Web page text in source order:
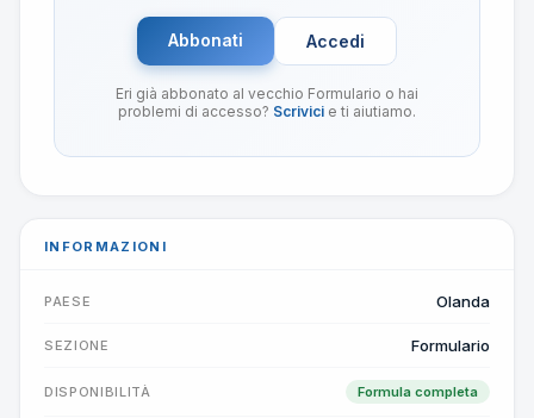
Abbonati Accedi
Eri già abbonato al vecchio Formulario o hai
problemi di accesso? Scrivici e ti aiutiamo.
INFORMAZIONI
PAESE Olanda
SEZIONE Formulario
DISPONIBILITÀ Formula completa